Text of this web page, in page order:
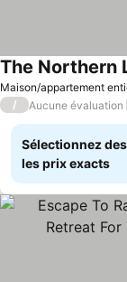
Maison/appartement
/ Aucune évaluation
Sélectionnez
les prix exacts